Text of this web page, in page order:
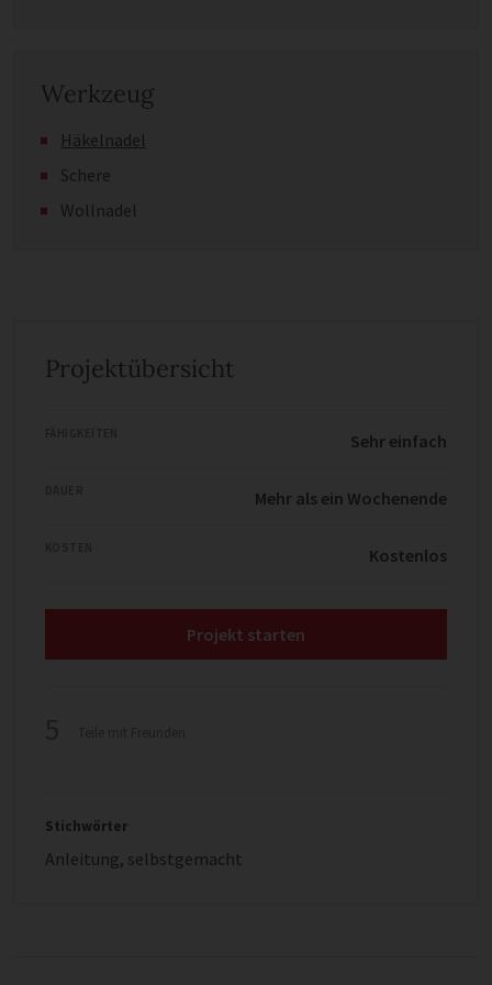
Werkzeug
Häkelnadel
Schere
Wollnadel
Projektübersicht
Sehr einfach
Mehr als ein Wochenende
Kostenlos
Projekt starten
Stichwörter
Anleitung, selbstgemacht